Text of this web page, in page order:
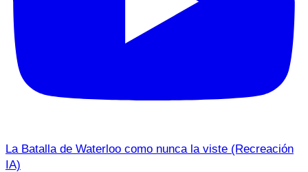
La Batalla de Waterloo como nunca la viste (Recreación
IA)